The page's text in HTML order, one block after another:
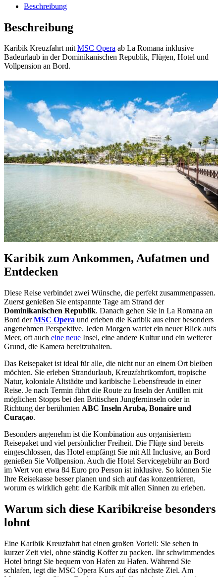
Beschreibung
Beschreibung
Karibik Kreuzfahrt mitMSC Opera ab La Romana inklusive
Badeurlaub in der Dominikanischen Republik, Flügen, Hotel und
Vollpension an Bord.
Karibik zum Ankommen, Aufatmen und
Entdecken
Diese Reise verbindet zwei Wünsche, die perfekt zusammenpassen.
Zuerst genießen Sie entspannte Tage am Strand der
Dominikanischen Republik. Danach gehen Sie in La Romana an
Bord derMSC Opera und erleben die Karibik aus einer besonders
angenehmen Perspektive. Jeden Morgen wartet ein neuer Blick aufs
Meer, oft auch eine neue Insel, eine andere Kultur und ein weiterer
Grund, die Kamera bereitzuhalten.
Das Reisepaket ist ideal für alle, die nicht nur an einem Ort bleiben
möchten. Sie erleben Strandurlaub, Kreuzfahrtkomfort, tropische
Natur, koloniale Altstädte und karibische Lebensfreude in einer
Reise. Je nach Termin führt die Route zu Inseln der Antillen mit
möglichen Stopps bei den Britischen Jungferninseln oder in
Richtung der berühmten ABC Inseln Aruba, Bonaire und
Curaçao.
Besonders angenehm ist die Kombination aus organisiertem
Reisepaket und viel persönlicher Freiheit. Die Flüge sind bereits
eingeschlossen, das Hotel empfängt Sie mit All Inclusive, an Bord
genießen Sie Vollpension. Auch die Hotel Servicegebühr an Bord
im Wert von etwa 84 Euro pro Person ist inklusive. So können Sie
Ihre Reisekasse besser planen und sich auf das konzentrieren,
worum es wirklich geht: die Karibik mit allen Sinnen zu erleben.
Warum sich diese Karibikreise besonders
lohnt
Eine Karibik Kreuzfahrt hat einen großen Vorteil: Sie sehen in
kurzer Zeit viel, ohne ständig Koffer zu packen. Ihr schwimmendes
Hotel bringt Sie bequem von Hafen zu Hafen. Während Sie
schlafen, legt die MSC Opera Kurs auf das nächste Ziel. Am